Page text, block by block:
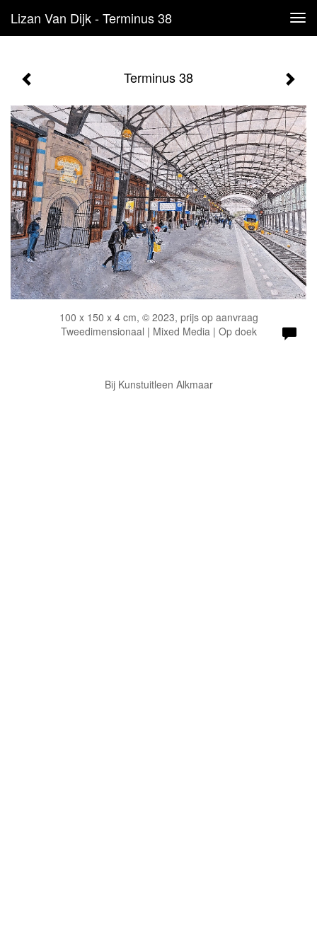
Lizan Van Dijk - Terminus 38
Terminus 38
100 x 150 x 4 cm, © 2023, prijs op aanvraag
Tweedimensionaal | Mixed Media | Op doek
Bij Kunstuitleen Alkmaar